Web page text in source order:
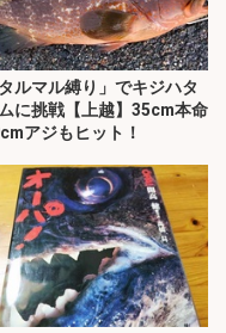
タルマル縛り」でキジハタ
に挑戦【上越】35cm本命
アジもヒット！